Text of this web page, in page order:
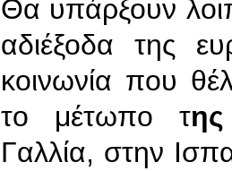
Θα υπάρξουν
αδιέξοδα της
κοινωνία που
το μέτωπο τ
Γαλλία, στην